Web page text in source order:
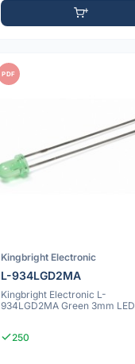
PDF
Kingbright Electronic
L-934LGD2MA
Kingbright Electronic L-
934LGD2MA Green 3mm LED
250